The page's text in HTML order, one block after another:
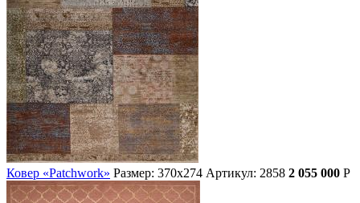
Ковер «Patchwork» Размер: 370х274 Артикул: 2858 2 055 000 Р